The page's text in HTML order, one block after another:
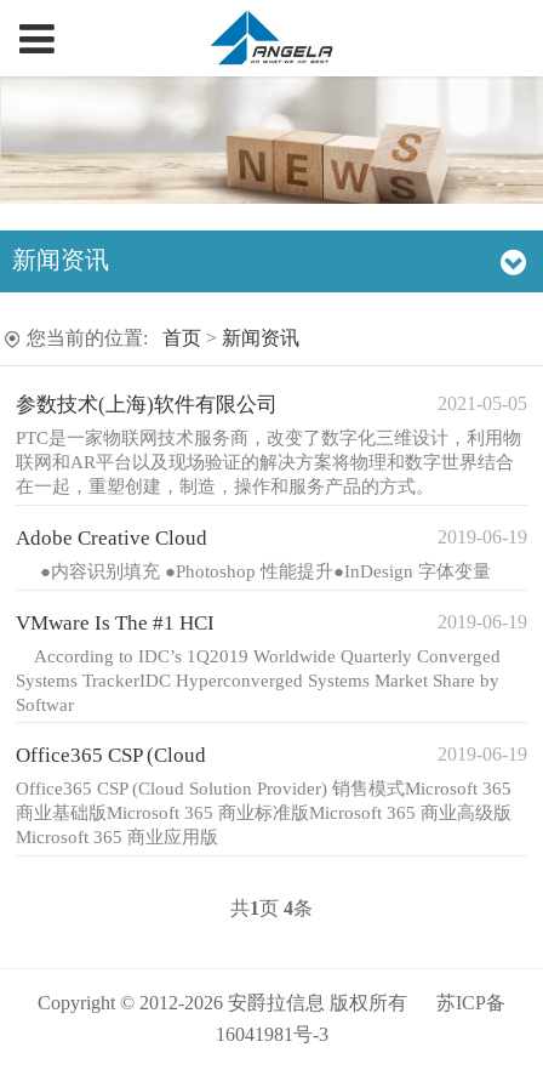
新闻资讯
您当前的位置: 首页 > 新闻资讯
参数技术(上海)软件有限公司 2021-05-05
PTC是一家物联网技术服务商，改变了数字化三维设计，利用物
联网和AR平台以及现场验证的解决方案将物理和数字世界结合
在一起，重塑创建，制造，操作和服务产品的方式。
Adobe Creative Cloud 2019-06-19
●内容识别填充 ●Photoshop 性能提升●InDesign 字体变量
VMware Is The #1 HCI 2019-06-19
According to IDC’s 1Q2019 Worldwide Quarterly Converged
Systems TrackerIDC Hyperconverged Systems Market Share by
Softwar
Office365 CSP (Cloud 2019-06-19
Office365 CSP (Cloud Solution Provider) 销售模式Microsoft 365
商业基础版Microsoft 365 商业标准版Microsoft 365 商业高级版
Microsoft 365 商业应用版
共1页 4条
Copyright © 2012-2026 安爵拉信息 版权所有 苏ICP备
16041981号-3